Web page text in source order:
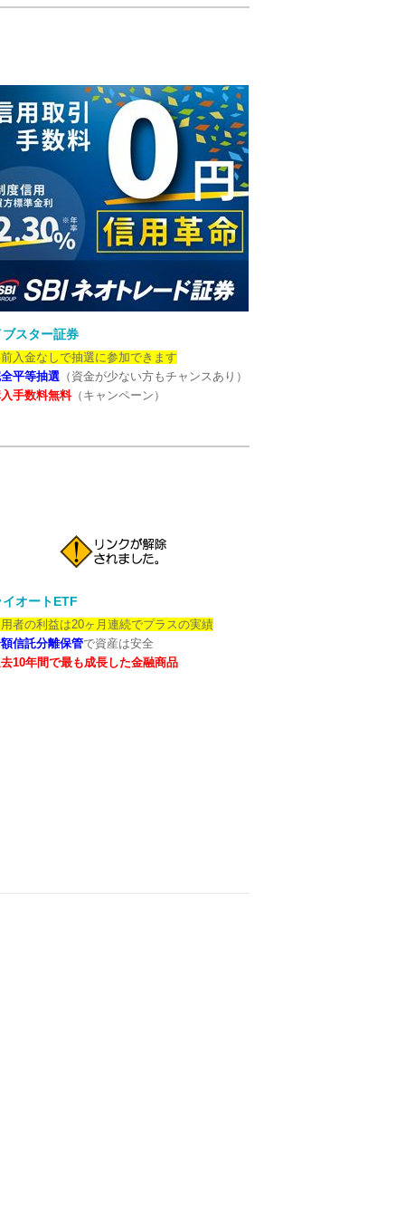
スター証券
入金なしで抽選に参加できます
平等抽選（資金が少ない方もチャンスあり）
手数料無料（キャンペーン）
オートETF
者の利益は20ヶ月連続でプラスの実績
信託分離保管で資産は安全
10年間で最も成長した金融商品